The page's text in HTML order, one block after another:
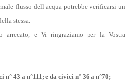
flusso dell’acqua potrebbe verificarsi un
stessa.
arrecato, e Vi ringraziamo per la Vostra
43 a n°111; e da civici n° 36 a n°70;